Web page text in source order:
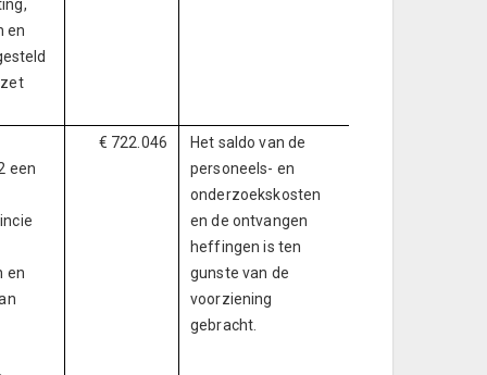
en
een
en
€ 722.046
Het saldo van de
personeels- en
onderzoekskosten
en de ontvangen
heffingen is ten
gunste van de
voorziening
gebracht.